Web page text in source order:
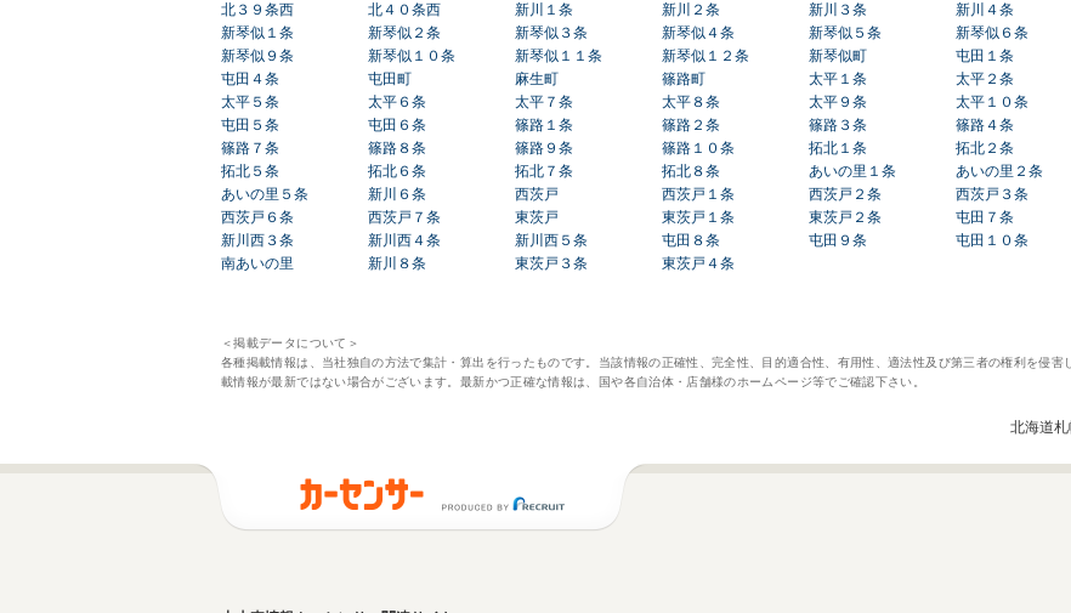
北３９条西
北４０条西 新川１条 新川２条 新川３条 新川４条
新琴似１条
新琴似２条 新琴似３条 新琴似４条 新琴似５条 新琴似６条
新琴似９条
新琴似１０条 新琴似１１条 新琴似１２条 新琴似町 屯田１条
屯田４条
屯田町 麻生町 篠路町 太平１条 太平２条
太平５条
太平６条 太平７条 太平８条 太平９条 太平１０条
屯田５条
屯田６条 篠路１条 篠路２条 篠路３条 篠路４条
篠路７条
篠路８条 篠路９条 篠路１０条 拓北１条 拓北２条
拓北５条
拓北６条 拓北７条 拓北８条 あいの里１条 あいの里２条
あいの里５条
新川６条 西茨戸 西茨戸１条 西茨戸２条 西茨戸３条
西茨戸６条
西茨戸７条 東茨戸 東茨戸１条 東茨戸２条 屯田７条
新川西３条
新川西４条 新川西５条 屯田８条 屯田９条 屯田１０条
南あいの里
新川８条 東茨戸３条 東茨戸４条
＜掲載データについて＞
各種掲載情報は、当社独自の方法で集計・算出を行ったものです。当該情報の正確性、完全性、目的適合性、有用性、適法性及び第三者の権利を侵
載情報が最新ではない場合がございます。最新かつ正確な情報は、国や各自治体・店舗様のホームページ等でご確認下さい。
北海道